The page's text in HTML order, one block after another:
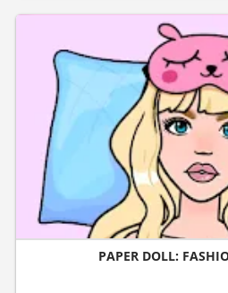
PAPER DOLL: